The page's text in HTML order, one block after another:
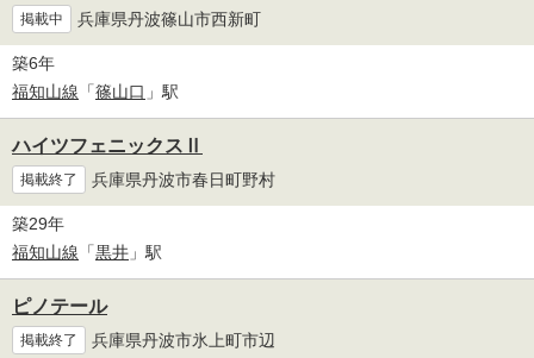
掲載中 兵庫県丹波篠山市西新町
築6年
福知山線 「篠山口 」駅
ハイツフェニックスⅡ
掲載終了 兵庫県丹波市春日町野村
築29年
福知山線 「黒井 」駅
ピノテール
掲載終了 兵庫県丹波市氷上町市辺